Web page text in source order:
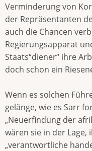
Verminderung von
der Repräsentanten
auch die Chancen
Regierungsapparat
Staats“diener“ ihre
doch schon ein
Wenn es solchen
gelänge, wie es Sarr
„Neuerfindung der
wären sie in der Lage,
„verantwortliche